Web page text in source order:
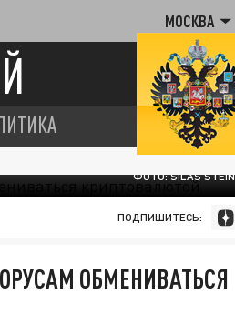
МОСКВА
ФОТО: SILAS
ПОДПИШИТЕСЬ:
ОБМЕНИВАТЬСЯ